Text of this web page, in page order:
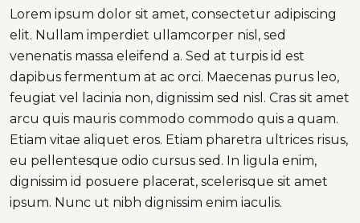
Lorem ipsum dolor sit amet, consectetur adipiscing
elit. Nullam imperdiet ullamcorper nisl, sed
venenatis massa eleifend a. Sed at turpis id est
dapibus fermentum at ac orci. Maecenas purus leo,
feugiat vel lacinia non, dignissim sed nisl. Cras sit amet
arcu quis mauris commodo commodo quis a quam.
Etiam vitae aliquet eros. Etiam pharetra ultrices risus,
eu pellentesque odio cursus sed. In ligula enim,
dignissim id posuere placerat, scelerisque sit amet
ipsum. Nunc ut nibh dignissim enim iaculis.